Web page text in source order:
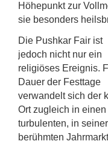
Höhepunkt zur
sie besonders
Die Pushkar Fair ist
jedoch nicht nur ein
religiöses Ereignis.
Dauer der Festtage
verwandelt sich der
Ort zugleich in einen
turbulenten, in
berühmten